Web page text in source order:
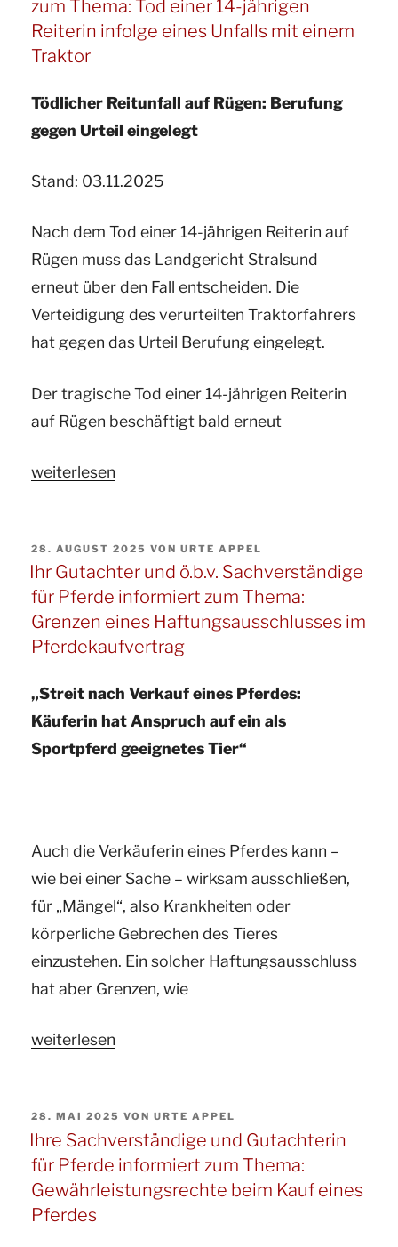
informiert
zum
„Fohlen
von
Hengst““
zum Thema: Tod einer 14-jährigen
Reiterin infolge eines Unfalls mit einem
Traktor
Tödlicher Reitunfall auf Rügen: Berufung
gegen Urteil eingelegt
Stand: 03.11.2025
Nach dem Tod einer 14-jährigen Reiterin auf
Rügen muss das Landgericht Stralsund
erneut über den Fall entscheiden. Die
Verteidigung des verurteilten Traktorfahrers
hat gegen das Urteil Berufung eingelegt.
Der tragische Tod einer 14-jährigen Reiterin
auf Rügen beschäftigt bald erneut
„Ihr
Sachverständige
für
Pferde
informiert
Thema:
Tod
einer
infolge
eines
Unfalls
mit
einem
Traktor“
weiterlesen
VERÖFFENTLICHT
AM
28. AUGUST 2025 VONURTE APPEL
Ihr Gutachter und ö.b.v. Sachverständige
für Pferde informiert zum Thema:
Grenzen eines Haftungsausschlusses im
Pferdekaufvertrag
„Streit nach Verkauf eines Pferdes:
Käuferin hat Anspruch auf ein als
Sportpferd geeignetes Tier“
Auch die Verkäuferin eines Pferdes kann –
wie bei einer Sache – wirksam ausschließen,
für „Mängel“, also Krankheiten oder
körperliche Gebrechen des Tieres
einzustehen. Ein solcher Haftungsausschluss
hat aber Grenzen, wie
„Ihr
ö.b.v.
Sachverständige
für
Pferde
weiterlesen
VERÖFFENTLICHT
AM
28. MAI 2025 VONURTE APPEL
Ihre Sachverständige und Gutachterin
für Pferde informiert zum Thema:
Gewährleistungsrechte beim Kauf eines
Pferdes